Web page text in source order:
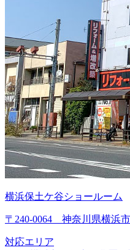
横浜保土ケ谷ショールーム
〒240-0064 神奈川県横浜
対応エリア